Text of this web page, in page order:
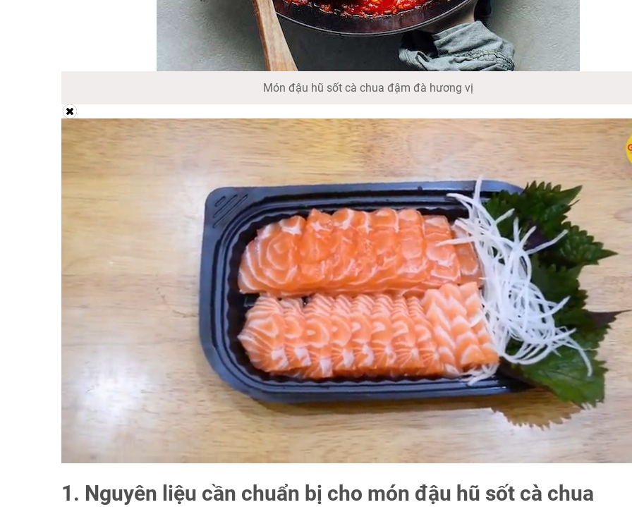
Món đậu hũ sốt cà chua đậm đà hương vị
1. Nguyên liệu cần chuẩn bị cho món đậu hũ sốt cà chua